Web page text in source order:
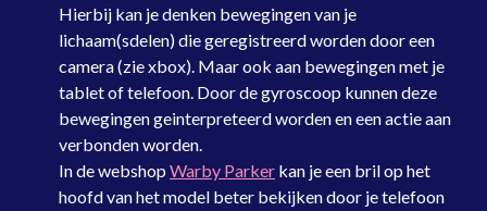
Hierbij kan je denken bewegingen van je
lichaam(sdelen) die geregistreerd worden door een
camera (zie xbox). Maar ook aan bewegingen met je
tablet of telefoon. Door de gyroscoop kunnen deze
bewegingen geinterpreteerd worden en een actie aan
verbonden worden.
In de webshop Warby Parker kan je een bril op het
hoofd van het model beter bekijken door je telefoon